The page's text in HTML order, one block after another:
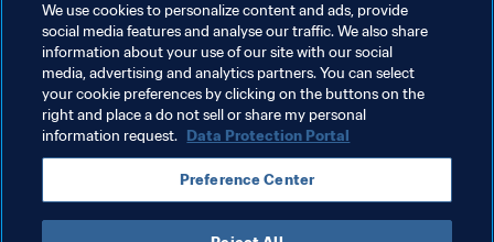
Terms of service
Downloads
Preference Center
We use cookies to personalize content and ads, provide
social media features and analyse our traffic. We also share
information about your use of our site with our social
media, advertising and analytics partners. You can select
your cookie preferences by clicking on the buttons on the
right and place a do not sell or share my personal
information request. Data Protection Portal
Preference Center